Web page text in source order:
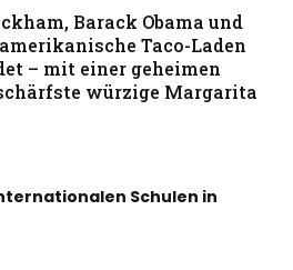
Barack Obama und
Taco-Laden
– mit einer geheimen
würzige Margarita